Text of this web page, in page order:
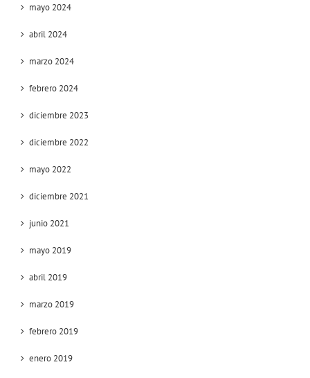
mayo 2024
abril 2024
marzo 2024
febrero 2024
diciembre 2023
diciembre 2022
mayo 2022
diciembre 2021
junio 2021
mayo 2019
abril 2019
marzo 2019
febrero 2019
enero 2019